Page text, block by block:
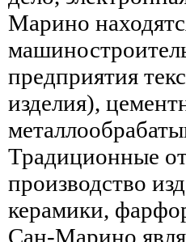
Марино
предприятия
изделия),
Традиционные
производство
керамики,
Сан-Марино